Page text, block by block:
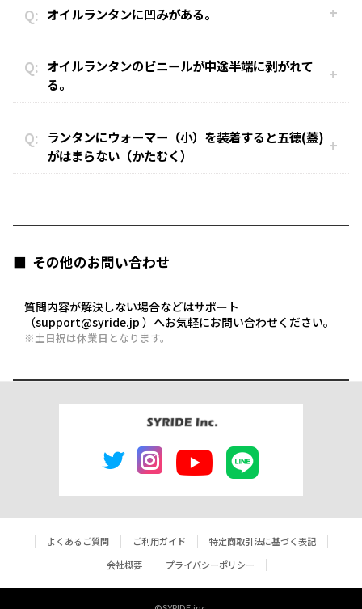
オイルランタンに凹みがある。
オイルランタンのビニールが中途半端に剥がれて
る。
ランタンにウォーマー（小）を装着すると五徳(蓋)
がはまらない（かたむく）
その他のお問い合わせ
質問内容が解決しない場合などはサポート
（support@syride.jp ）へお気軽にお問い合わせください。
※土日祝は休業日となります。
よくあるご質問 ご利用ガイド
特定商取引法に基づく表記
会社概要
プライバシーポリシー